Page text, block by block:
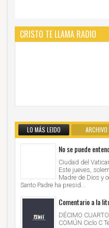
CRISTO TE LLAMA RADIO
LO MÁS LEIDO ARCHIVO
No se puede
Ciudad del
Este jueves,
Madre de Dios y
Santo Padre ha presid...
Comentario a la
DÉCIMO
COMÚN Ciclo C